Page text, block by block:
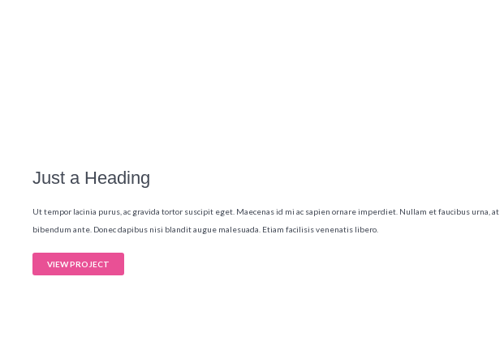
Just a Heading
Ut tempor lacinia purus, ac gravida tortor suscipit eget. Maecenas id mi ac sapien ornare imperdiet. Nullam et faucibus urna, at
bibendum ante. Donec dapibus nisi blandit augue malesuada. Etiam facilisis venenatis libero.
VIEW PROJECT